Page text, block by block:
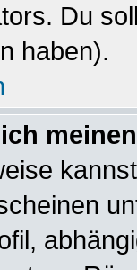
Du
haben).